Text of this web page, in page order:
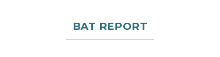
BAT REPORT